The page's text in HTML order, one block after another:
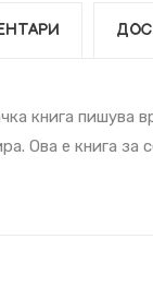
книга пишува
Ова е книга за